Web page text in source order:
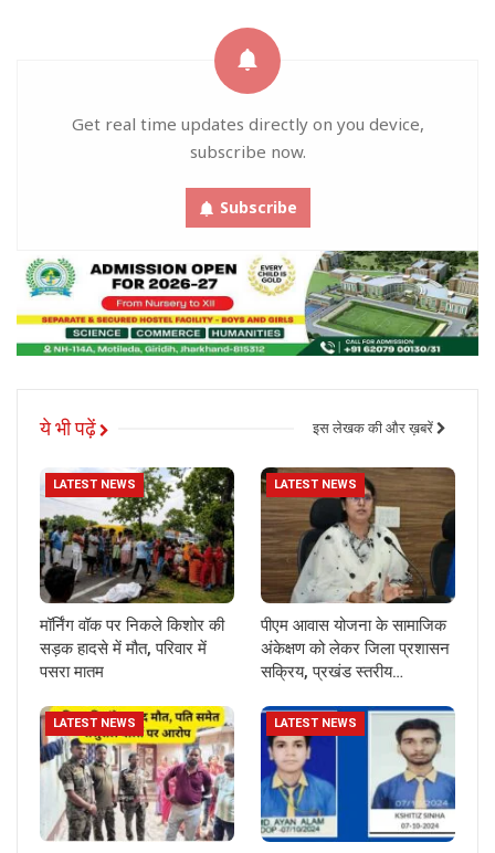
Get real time updates directly on you device,
subscribe now.
Subscribe
ये भी पढ़ें इस लेखक की और ख़बरें
LATEST NEWS
मॉर्निंग वॉक पर निकले किशोर की
सड़क हादसे में मौत, परिवार में
पसरा मातम
LATEST NEWS
पीएम आवास योजना के सामाजिक
अंकेक्षण को लेकर जिला प्रशासन
सक्रिय, प्रखंड स्तरीय…
LATEST NEWS LATEST NEWS